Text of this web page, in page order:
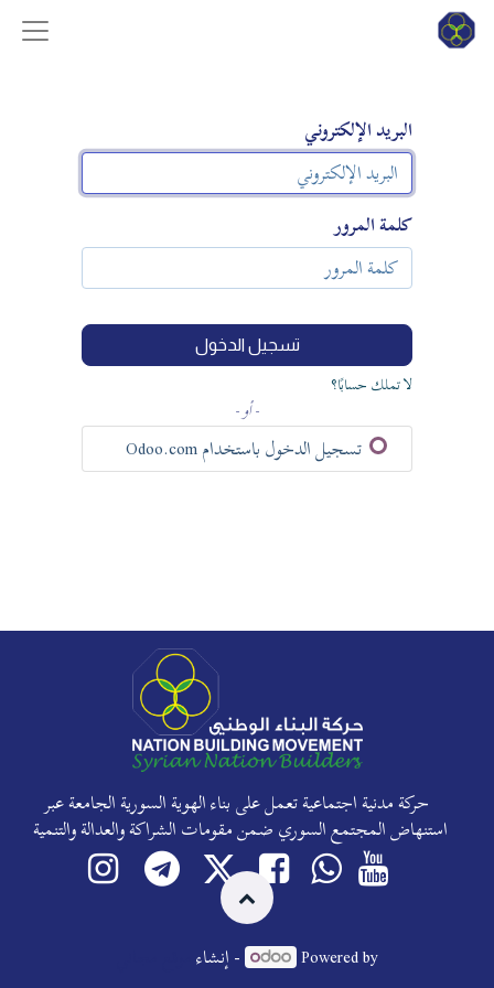
البريد الإلكتروني
كلمة المرور
تسجيل الدخول
لا تملك حسابًا؟
- أو -
تسجيل الدخول باستخدام Odoo.com
حركة مدنية اجتماعية تعمل على بناء الهوية السورية الجامعة عبر
استنهاض المجتمع السوري ضمن مقومات الشراكة والعدالة والتنمية
Powered by - إنشاء